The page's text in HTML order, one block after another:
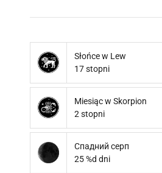
Słońce w Lew
17 stopni
Miesiąc w Skorpion
2 stopni
Спадний серп
25 %d dni